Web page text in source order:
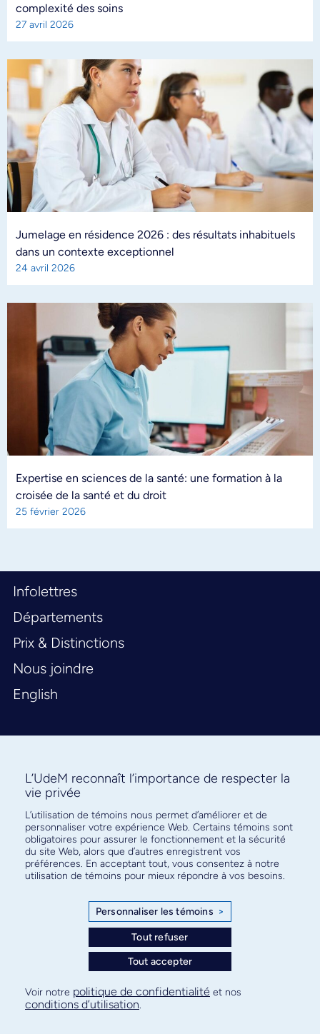
complexité des soins
27 avril 2026
Jumelage en résidence 2026 : des résultats inhabituels
dans un contexte exceptionnel
24 avril 2026
Expertise en sciences de la santé: une formation à la
croisée de la santé et du droit
25 février 2026
Infolettres
Départements
Prix & Distinctions
Nous joindre
English
Abonnez-vous à notre infolettre
pour connaître l’actualité facultaire
Plan de site
Confidentialité
L’UdeM reconnaît l’importance de respecter la
vie privée
L’utilisation de témoins nous permet d’améliorer et de
personnaliser votre expérience Web. Certains témoins sont
obligatoires pour assurer le fonctionnement et la sécurité
du site Web, alors que d’autres enregistrent vos
préférences. En acceptant tout, vous consentez à notre
utilisation de témoins pour mieux répondre à vos besoins.
Personnaliser les témoins >
Tout refuser
Tout accepter
Voir notre politique de confidentialité et nos
conditions d’utilisation.